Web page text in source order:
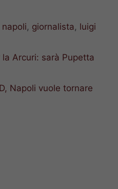
, giornalista, luigi
Arcuri: sarà Pupetta
Napoli vuole tornare